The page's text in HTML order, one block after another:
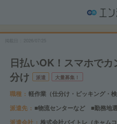
2026/07/25
日払いOK！スマホで
分け
派遣 大量募集！
職種
軽作業（仕分け・ピッキング・検
派遣先
■物流センターなど ■勤務地
派遣会社
株式会社バイトレ（キャムコ